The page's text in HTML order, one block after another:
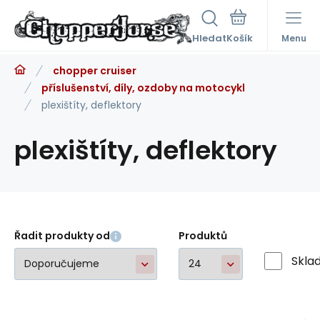
Hledat Menu
chopper cruiser
příslušenství, díly, ozdoby na motocykl
plexištíty, deflektory
plexištíty, deflektory
Řadit produkty od Produktů